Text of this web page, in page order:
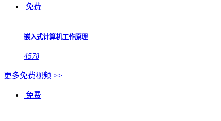
免费
嵌入式计算机工作原理
4578
更多免费视频 >>
免费